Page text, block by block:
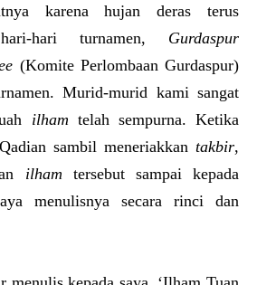
karena hujan deras terus
hari turnamen, Gurdaspur
(Komite Perlombaan Gurdaspur)
Murid-murid kami sangat
ilham telah sempurna. Ketika
sambil meneriakkan takbir,
ilham tersebut sampai kepada
menulisnya secara rinci dan